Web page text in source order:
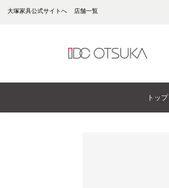
大塚家具公式サイトへ 店舗一覧
トップ